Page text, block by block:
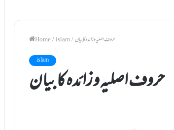
Home/islam/حروف اصلیہ و زائدہ کا بیان
islam
حروف اصلیہ و زائدہ کا بیان